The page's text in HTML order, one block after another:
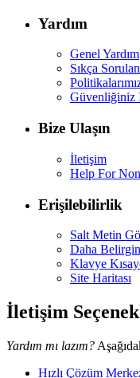
Yardım
Genel Yardım
Sıkça
Güvenliğiniz
Bize Ulaşın
İletişim
Help For
Erişilebilirlik
Salt Metin
Daha
Klavye
Site Haritası
İletişim
Yardım mı lazım?
Hızlı Çözüm